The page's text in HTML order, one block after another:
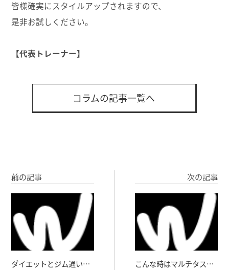
皆様確実にスタイルアップされますので、
是非お試しください。
【代表トレーナー】
コラムの記事一覧へ
前の記事
ダイエットとジム通い両
次の記事
こんな時はマルチタスク